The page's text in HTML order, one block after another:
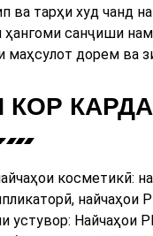
ва тарҳи худ чанд
санҷиши
маҳсулот дорем ва
КОР
косметикӣ:
найчаҳои
устувор: Найчаҳои